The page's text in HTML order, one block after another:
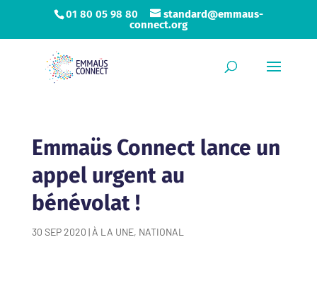
01 80 05 98 80
standard@emmaus-
connect.org
Emmaüs Connect lance un
appel urgent au
bénévolat !
30 SEP 2020 | À LA UNE, NATIONAL